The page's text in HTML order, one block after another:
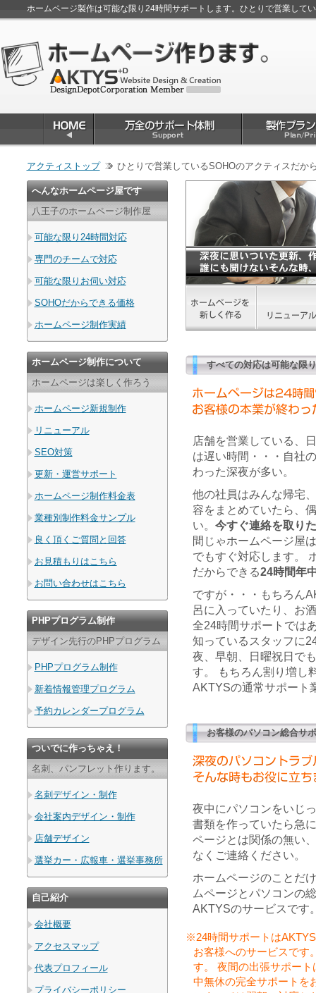
ホームページ製作は可能な限り24時間サポートします。ひとりで営業して
アクティストップ ひとりで営業しているSOHOのアクティスだか
すべての対応は可能な限
店舗を営業している、
は遅い時間・・・自社
わった深夜が多い。
他の社員はみんな帰宅
容をまとめていたら、
い。 今すぐ連絡を取り
間じゃホームページ屋
でもすぐ対応します。
だからできる24時間年
ですが・・・もちろん
呂に入っていたり、お
全24時間サポートでは
知っているスタッフに
夜、早朝、日曜祝日で
す。 もちろん割り増し
AKTYSの通常サポート
お客様のパソコン総合サ
夜中にパソコンをいじ
書類を作っていたら急
ページとは関係の無い
なくご連絡ください。
ホームページのことだ
ムページとパソコンの
AKTYSのサービスです
※24時間サポートは
お客様へのサービスです
す。 夜間の出張サポー
中無休の完全サポートを
へんなホームページ屋です
八王子のホームページ制作屋
可能な限り24時間対応
専門のチームで対応
可能な限りお伺い対応
SOHOだからできる価格
ホームページ制作実績
ホームページ制作について
ホームページは楽しく作ろう
ホームページ新規制作
リニューアル
SEO対策
更新・運営サポート
ホームページ制作料金表
業種別制作料金サンプル
良く頂くご質問と回答
お見積もりはこちら
お問い合わせはこちら
PHPプログラム制作
デザイン先行のPHPプログラム
PHPプログラム制作
新着情報管理プログラム
予約カレンダープログラム
ついでに作っちゃえ！
名刺、パンフレット作ります。
名刺デザイン・制作
会社案内デザイン・制作
店舗デザイン
選挙カー・広報車・選挙事務所
自己紹介
会社概要
アクセスマップ
代表プロフィール
プライバシーポリシー